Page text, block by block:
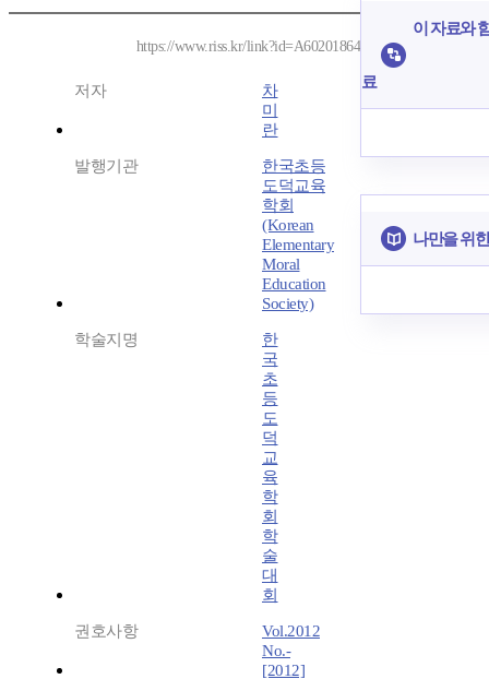
https://www.riss.kr/link?id=A60201864
저자
차
미
란
발행기관
한국초등
도덕교육
학회
(Korean
Elementary
Moral
Education
Society)
학술지명
한
국
초
등
도
덕
교
육
학
회
학
술
대
회
권호사항
Vol.2012
No.-
[2012]
이 자료와
료
나만을 위